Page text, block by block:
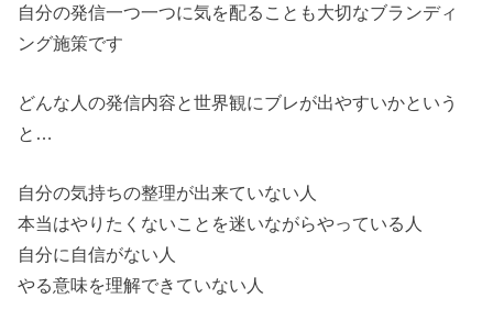
自分の発信一つ一つに気を配ることも大切なブランディ
ング施策です
どんな人の発信内容と世界観にブレが出やすいかという
と…
自分の気持ちの整理が出来ていない人
本当はやりたくないことを迷いながらやっている人
自分に自信がない人
やる意味を理解できていない人